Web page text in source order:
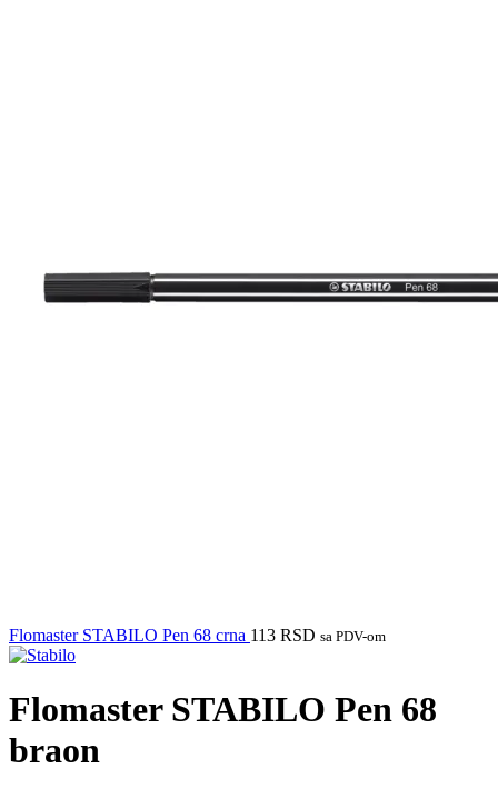
Flomaster STABILO Pen 68 crna 113 RSD sa PDV-om
Flomaster STABILO Pen 68
braon